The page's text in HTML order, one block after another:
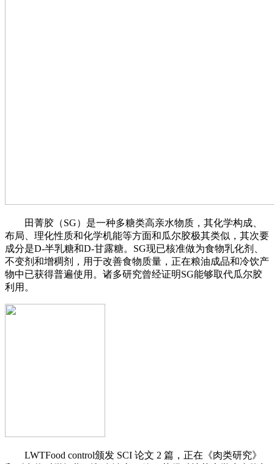
田菁胶（SG）是一种多糖类高亲水物质，其化学构成、
布局、理化性质和化学机能等方面和瓜尔胶极其类似，其次要
成分是D-半乳糖和D-甘露糖。SG现已核准做为食物乳化剂、
不变剂和增稠剂，用于改善食物质量，正在粮油成品和冷饮产
物中已获得普遍使用。诸多研究曾经证明SG能够取代瓜尔胶
利用。
LWTFood control颁发 SCI 论文 2 篇，正在《肉类研究》